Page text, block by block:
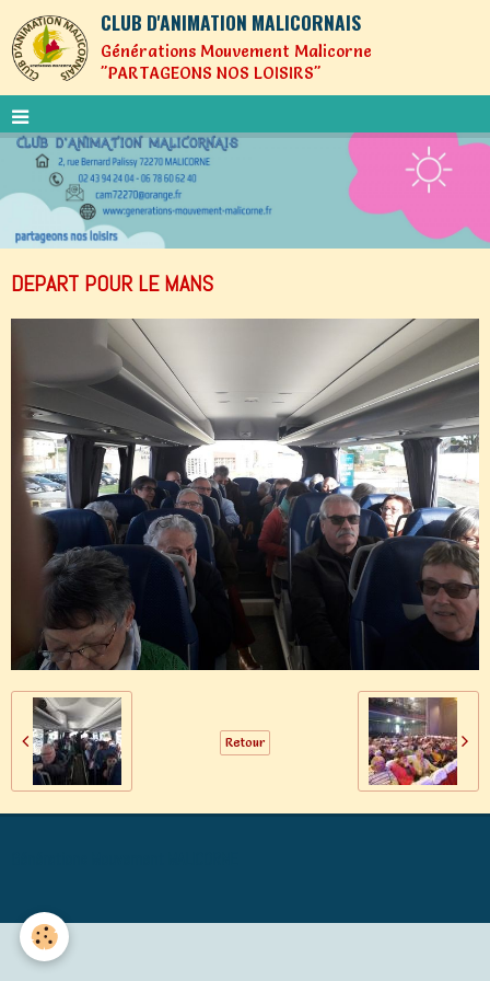
CLUB D'ANIMATION MALICORNAIS
Générations Mouvement Malicorne
"PARTAGEONS NOS LOISIRS"
DEPART POUR LE MANS
Retour